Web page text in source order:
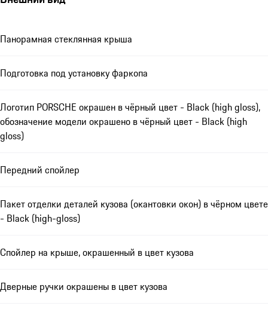
Панорамная стеклянная крыша
Подготовка под установку фаркопа
Логотип PORSCHE окрашен в чёрный цвет - Black (high gloss),
обозначение модели окрашено в чёрный цвет - Black (high
gloss)
Передний спойлер
Пакет отделки деталей кузова (окантовки окон) в чёрном цвете
- Black (high-gloss)
Спойлер на крыше, окрашенный в цвет кузова
Дверные ручки окрашены в цвет кузова